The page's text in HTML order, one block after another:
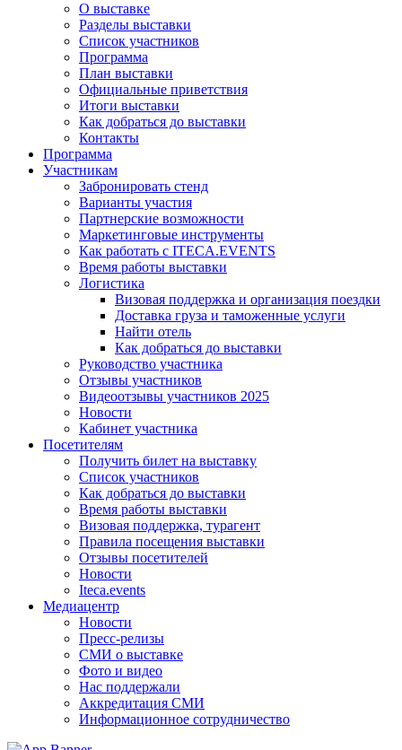
О выставке
Разделы выставки
Список участников
Программа
План выставки
Официальные приветствия
Итоги выставки
Как добраться до выставки
Контакты
Программа
Участникам
Забронировать стенд
Варианты участия
Партнерские возможности
Маркетинговые инструменты
Как работать с ITECA.EVENTS
Время работы выставки
Логистика
Визовая поддержка и организация поездки
Доставка груза и таможенные услуги
Найти отель
Как добраться до выставки
Руководство участника
Отзывы участников
Видеоотзывы участников 2025
Новости
Кабинет участника
Посетителям
Получить билет на выставку
Список участников
Как добраться до выставки
Время работы выставки
Визовая поддержка, турагент
Правила посещения выставки
Отзывы посетителей
Новости
Iteca.events
Медиацентр
Новости
Пресс-релизы
СМИ о выставке
Фото и видео
Нас поддержали
Аккредитация СМИ
Информационное сотрудничество